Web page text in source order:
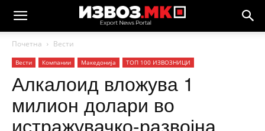
Почетна Вести
Вести Компании Македонија ТОП 100 ИЗВОЗНИЦИ
Алкалоид вложува 1
милион долари во
истражувачко-развојна